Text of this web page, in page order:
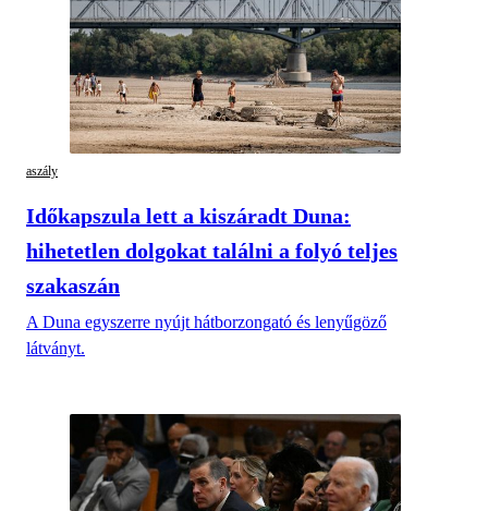
aszály
Időkapszula lett a kiszáradt Duna:
hihetetlen dolgokat találni a folyó teljes
szakaszán
A Duna egyszerre nyújt hátborzongató és lenyűgöző
látványt.